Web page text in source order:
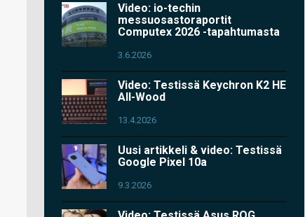
Video: io-techin
messuosastoraportit
Computex 2026 -tapahtumasta
3.6.2026
Video: Testissä Keychron K2 HE
All-Wood
13.4.2026
Uusi artikkeli & video: Testissä
Google Pixel 10a
9.3.2026